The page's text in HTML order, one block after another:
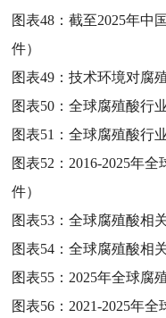
图表48：截至2025年中
件）
图表49：技术环境对腐
图表50：全球腐殖酸行
图表51：全球腐殖酸行
图表52： 2016-2025年
件）
图表53：全球腐殖酸相
图表54：全球腐殖酸相
图表55： 2025年全球腐
图表56： 2021-2025年